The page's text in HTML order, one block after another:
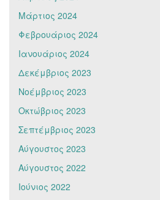
Μάρτιος 2024
Φεβρουάριος 2024
Ιανουάριος 2024
Δεκέμβριος 2023
Νοέμβριος 2023
Οκτώβριος 2023
Σεπτέμβριος 2023
Αύγουστος 2023
Αύγουστος 2022
Ιούνιος 2022